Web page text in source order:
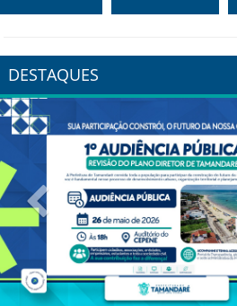
DESTAQUES
Previous